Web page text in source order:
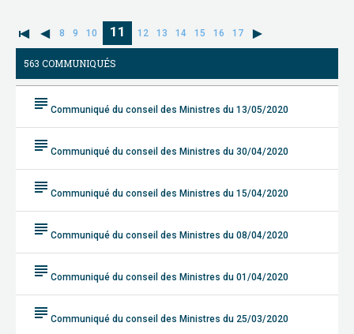
8 9 10 11 12 13 14 15 16 17
563 COMMUNIQUÉS
subject Communiqué du conseil des Ministres du 13/05/2020
subject Communiqué du conseil des Ministres du 30/04/2020
subject Communiqué du conseil des Ministres du 15/04/2020
subject Communiqué du conseil des Ministres du 08/04/2020
subject Communiqué du conseil des Ministres du 01/04/2020
subject Communiqué du conseil des Ministres du 25/03/2020